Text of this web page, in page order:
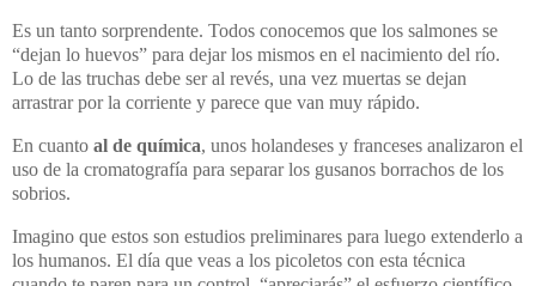
Es un tanto sorprendente. Todos conocemos que los salmones se
“dejan lo huevos” para dejar los mismos en el nacimiento del río.
Lo de las truchas debe ser al revés, una vez muertas se dejan
arrastrar por la corriente y parece que van muy rápido.
En cuanto al de química, unos holandeses y franceses analizaron el
uso de la cromatografía para separar los gusanos borrachos de los
sobrios.
Imagino que estos son estudios preliminares para luego extenderlo a
los humanos. El día que veas a los picoletos con esta técnica